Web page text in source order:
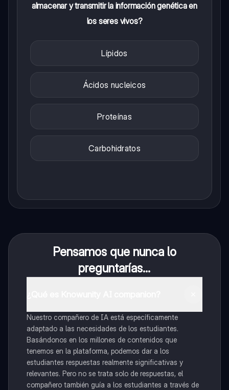
almacenar y transmitir la información genética en
los seres vivos?
Lípidos
Ácidos nucleicos
Proteínas
Carbohidratos
Pensamos que nunca lo
preguntarías...
Nuestro compañero de IA está específicamente
adaptado a las necesidades de los estudiantes.
Basándonos en los millones de contenidos que
tenemos en la plataforma, podemos dar a los
estudiantes respuestas realmente significativas y
relevantes. Pero no se trata solo de respuestas, el
compañero también guía a los estudiantes a través de